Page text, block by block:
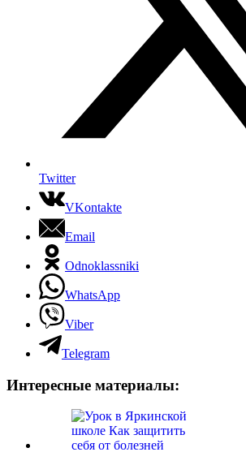
Twitter
VKontakte
Email
Odnoklassniki
WhatsApp
Viber
Telegram
Интересные материалы: